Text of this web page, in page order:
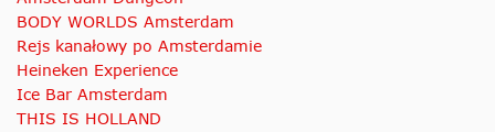
BODY WORLDS Amsterdam
Rejs kanałowy po Amsterdamie
Heineken Experience
Ice Bar Amsterdam
THIS IS HOLLAND